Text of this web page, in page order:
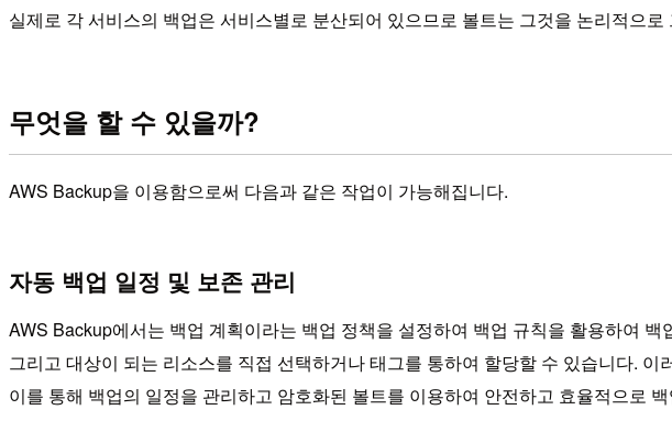
실제로 각 서비스의 백업은 서비스별로 분산되어 있으므로 볼트는 그것을 논리적으
무엇을 할 수 있을까?
AWS Backup을 이용함으로써 다음과 같은 작업이 가능해집니다.
자동 백업 일정 및 보존 관리
AWS Backup에서는 백업 계획이라는 백업 정책을 설정하여 백업 규칙을 활용하여 백
그리고 대상이 되는 리소스를 직접 선택하거나 태그를 통하여 할당할 수 있습니다.
이를 통해 백업의 일정을 관리하고 암호화된 볼트를 이용하여 안전하고 효율적으로